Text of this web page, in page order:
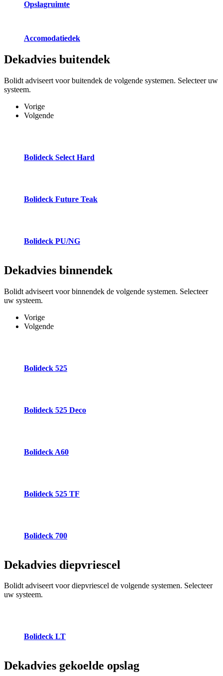
Opslagruimte
Accomodatiedek
Dekadvies buitendek
Bolidt adviseert voor buitendek de volgende systemen. Selecteer uw
systeem.
Vorige
Volgende
Bolideck Select Hard
Bolideck Future Teak
Bolideck PU/NG
Dekadvies binnendek
Bolidt adviseert voor binnendek de volgende systemen. Selecteer
uw systeem.
Vorige
Volgende
Bolideck 525
Bolideck 525 Deco
Bolideck A60
Bolideck 525 TF
Bolideck 700
Dekadvies diepvriescel
Bolidt adviseert voor diepvriescel de volgende systemen. Selecteer
uw systeem.
Bolideck LT
Dekadvies gekoelde opslag